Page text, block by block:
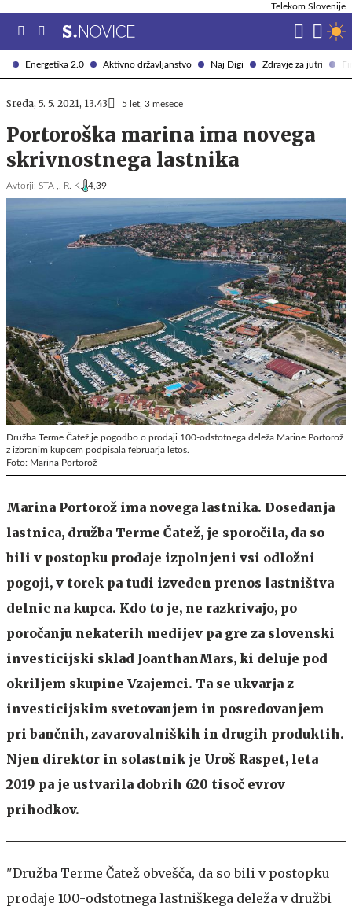
Energetika 2.0 Aktivno državljanstvo Naj Digi Zdravje za jutri
Telekom Slovenije
Sreda, 5. 5. 2021, 13.43 5 let, 3 mesece
Portoroška marina ima novega
skrivnostnega lastnika
Avtorji: STA ,, R. K. 4,39
Družba Terme Čatež je pogodbo o prodaji 100-odstotnega deleža Marine Portorož
z izbranim kupcem podpisala februarja letos.
Foto: Marina Portorož
Marina Portorož ima novega lastnika. Dosedanja
lastnica, družba Terme Čatež, je sporočila, da so
bili v postopku prodaje izpolnjeni vsi odložni
pogoji, v torek pa tudi izveden prenos lastništva
delnic na kupca. Kdo to je, ne razkrivajo, po
poročanju nekaterih medijev pa gre za slovenski
investicijski sklad JoanthanMars, ki deluje pod
okriljem skupine Vzajemci. Ta se ukvarja z
investicijskim svetovanjem in posredovanjem
pri bančnih, zavarovalniških in drugih produktih.
Njen direktor in solastnik je Uroš Raspet, leta
2019 pa je ustvarila dobrih 620 tisoč evrov
prihodkov.
"Družba Terme Čatež obvešča, da so bili v postopku
prodaje 100-odstotnega lastniškega deleža v družbi